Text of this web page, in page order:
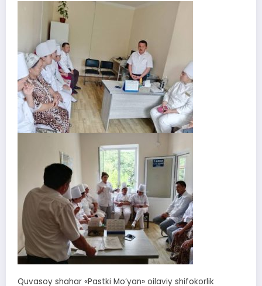
Quvasoy shahar «Pastki Mo‘yan» oilaviy shifokorlik